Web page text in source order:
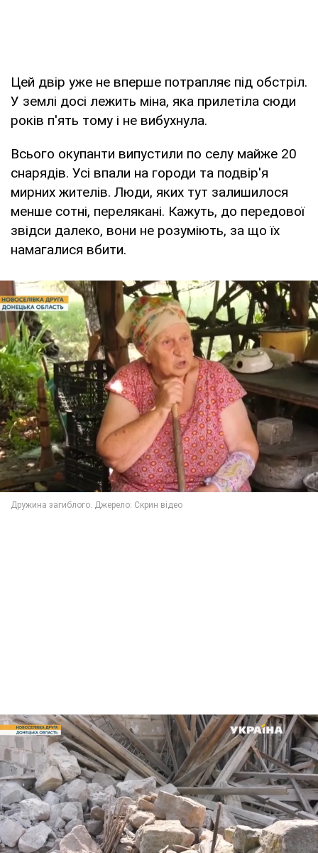
Цей двір уже не вперше потрапляє під обстріл.
У землі досі лежить міна, яка прилетіла сюди
років п'ять тому і не вибухнула.
Всього окупанти випустили по селу майже 20
снарядів. Усі впали на городи та подвір'я
мирних жителів. Люди, яких тут залишилося
менше сотні, перелякані. Кажуть, до передової
звідси далеко, вони не розуміють, за що їх
намагалися вбити.